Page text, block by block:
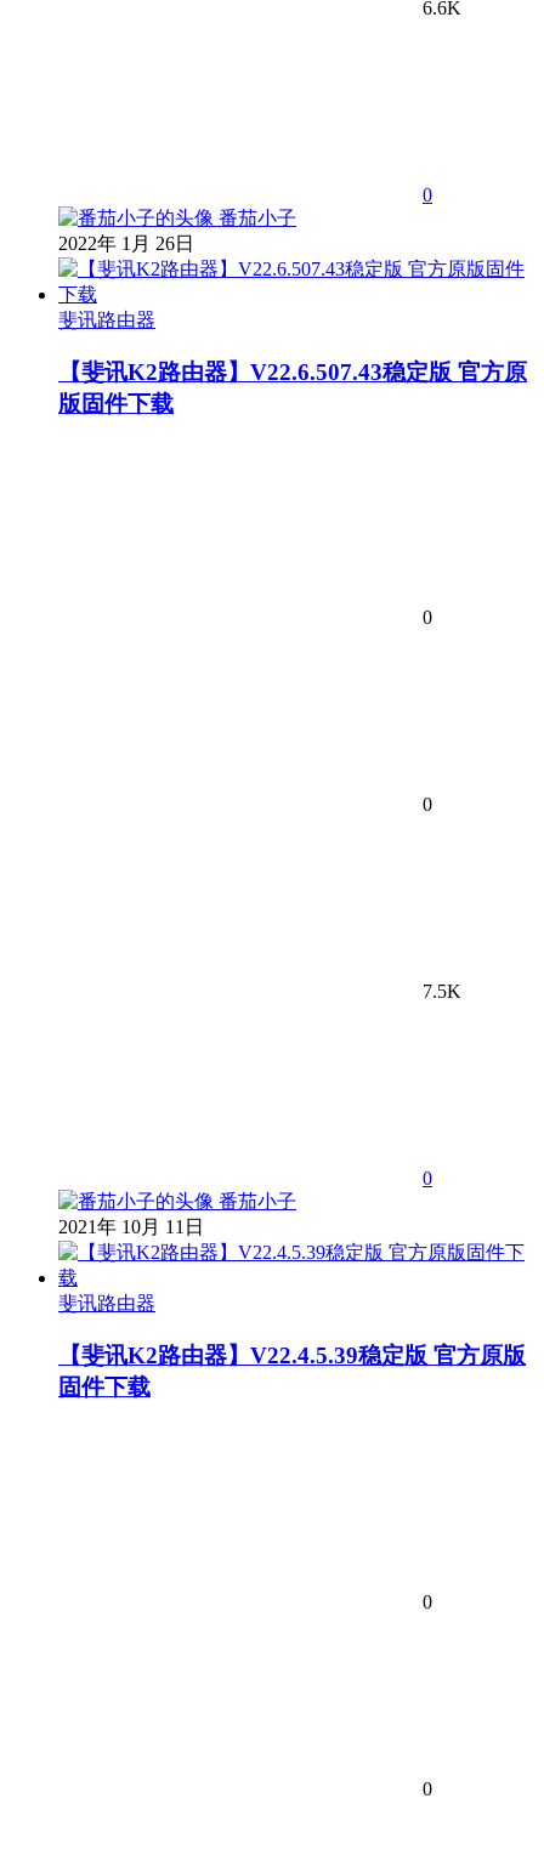
6.6K
0
番茄小子
2022年 1月 26日
斐讯路由器
【斐讯K2路由器】V22.6.507.43稳定版 官方原
版固件下载
0
0
7.5K
0
番茄小子
2021年 10月 11日
斐讯路由器
【斐讯K2路由器】V22.4.5.39稳定版 官方原版
固件下载
0
0